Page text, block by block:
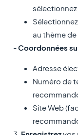
sélectionnez
au thème
-Coordonnées
Adresse
Numéro de
Site Web